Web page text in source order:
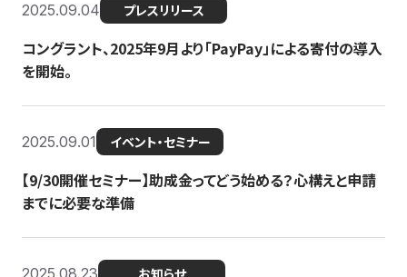
2025.09.04 プレスリリース
コングラント、2025年9月より「PayPay」による寄付の導入
を開始。
2025.09.01 イベント・セミナー
【9/30開催セミナー】助成金ってどう始める？心構えと申請
までに必要な準備
2025.08.23 お知らせ